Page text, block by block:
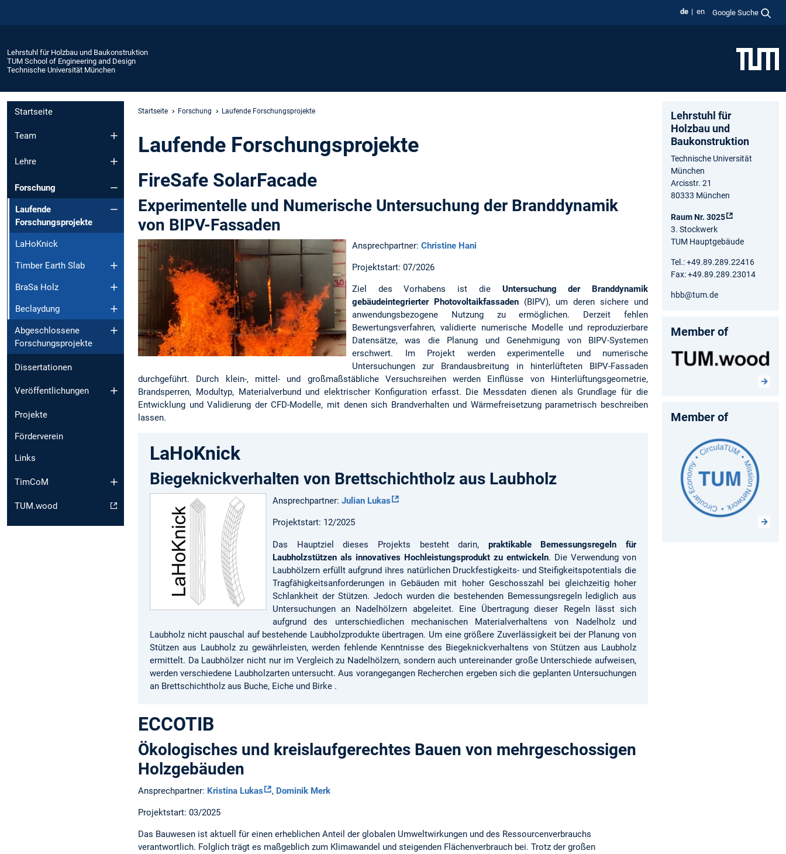
de en Google Suche
Lehrstuhl für Holzbau und Baukonstruktion
TUM School of Engineering and Design
Technische Universität München
Startseite
Team
Lehre
Forschung
Laufende
Forschungsprojekte
LaHoKnick
Timber Earth Slab
BraSa Holz
Beclaydung
Abgeschlossene
Forschungsprojekte
Dissertationen
Veröffentlichungen
Projekte
Förderverein
Links
TimCoM
TUM.wood
Startseite Forschung Laufende Forschungsprojekte
Laufende Forschungsprojekte
FireSafe SolarFacade
Experimentelle und Numerische Untersuchung der Branddynamik
von BIPV-Fassaden
Ansprechpartner: Christine Hani
Projektstart: 07/2026
Ziel des Vorhabens ist die Untersuchung der Branddynamik
gebäudeintegrierter Photovoltaikfassaden (BIPV), um deren sichere und
anwendungsbezogene Nutzung zu ermöglichen. Derzeit fehlen
Bewertungsverfahren, validierte numerische Modelle und reproduzierbare
Datensätze, was die Planung und Genehmigung von BIPV-Systemen
erschwert. Im Projekt werden experimentelle und numerische
Untersuchungen zur Brandausbreitung in hinterlüfteten BIPV-Fassaden
durchgeführt. Durch klein-, mittel- und großmaßstäbliche Versuchsreihen werden Einflüsse von Hinterlüftungsgeometrie,
Brandsperren, Modultyp, Materialverbund und elektrischer Konfiguration erfasst. Die Messdaten dienen als Grundlage für die
Entwicklung und Validierung der CFD-Modelle, mit denen sich Brandverhalten und Wärmefreisetzung parametrisch beschreiben
lassen.
LaHoKnick
Biegeknickverhalten von Brettschichtholz aus Laubholz
Ansprechpartner: Julian Lukas
Projektstart: 12/2025
Das Hauptziel dieses Projekts besteht darin, praktikable Bemessungsregeln für
Laubholzstützen als innovatives Hochleistungsprodukt zu entwickeln. Die Verwendung von
Laubhölzern erfüllt aufgrund ihres natürlichen Druckfestigkeits- und Steifigkeitspotentials die
Tragfähigkeitsanforderungen in Gebäuden mit hoher Geschosszahl bei gleichzeitig hoher
Schlankheit der Stützen. Jedoch wurden die bestehenden Bemessungsregeln lediglich aus
Untersuchungen an Nadelhölzern abgeleitet. Eine Übertragung dieser Regeln lässt sich
aufgrund des unterschiedlichen mechanischen Materialverhaltens von Nadelholz und
Laubholz nicht pauschal auf bestehende Laubholzprodukte übertragen. Um eine größere Zuverlässigkeit bei der Planung von
Stützen aus Laubholz zu gewährleisten, werden fehlende Kenntnisse des Biegeknickverhaltens von Stützen aus Laubholz
ermittelt. Da Laubhölzer nicht nur im Vergleich zu Nadelhölzern, sondern auch untereinander große Unterschiede aufweisen,
werden verschiedene Laubholzarten untersucht. Aus vorangegangen Recherchen ergeben sich die geplanten Untersuchungen
an Brettschichtholz aus Buche, Eiche und Birke .
ECCOTIB
Ökologisches und kreislaufgerechtes Bauen von mehrgeschossigen
Holzgebäuden
Ansprechpartner: Kristina Lukas , Dominik Merk
Projektstart: 03/2025
Das Bauwesen ist aktuell für einen erheblichen Anteil der globalen Umweltwirkungen und des Ressourcenverbrauchs
verantwortlich. Folglich trägt es maßgeblich zum Klimawandel und steigenden Flächenverbrauch bei. Trotz der großen
Lehrstuhl für
Holzbau und
Baukonstruktion
Technische Universität
München
Arcisstr. 21
80333 München
Raum Nr. 3025
3. Stockwerk
TUM Hauptgebäude
Tel.: +49.89.289.22416
Fax: +49.89.289.23014
hbb@tum.de
Member of
Member of